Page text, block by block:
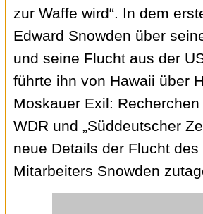
zur Waffe wird“. In dem
Edward Snowden über
und seine Flucht aus der
führte ihn von Hawaii über
Moskauer Exil: Recherchen
WDR und „Süddeutscher
neue Details der Flucht des
Mitarbeiters Snowden